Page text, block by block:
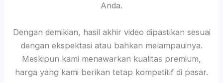
Anda.
Dengan demikian, hasil akhir video dipastikan sesuai
dengan ekspektasi atau bahkan melampauinya.
Meskipun kami menawarkan kualitas premium,
harga yang kami berikan tetap kompetitif di pasar.